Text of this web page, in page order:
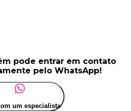
pode entrar em contato
pelo WhatsApp!
um especialista